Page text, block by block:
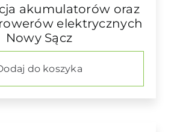
akumulatorów oraz
elektrycznych
Nowy Sącz
do koszyka